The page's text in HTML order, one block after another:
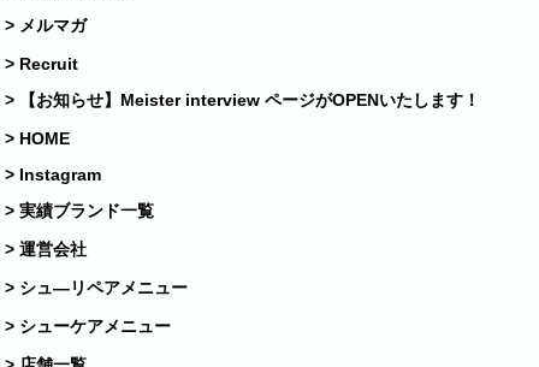
> メルマガ
> Recruit
> 【お知らせ】Meister interview ページがOPENいたします！
> HOME
> Instagram
> 実績ブランド一覧
> 運営会社
> シュ―リペアメニュー
> シューケアメニュー